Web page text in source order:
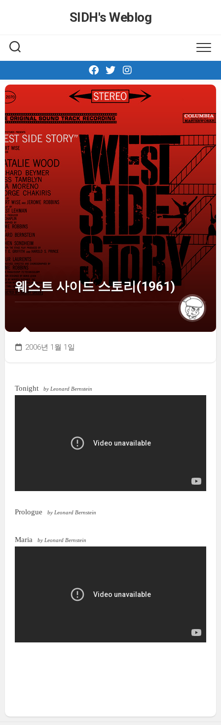
SIDH′s Weblog
웨스트 사이드 스토리(1961)
2006년 1월 1일
Tonight by Leonard Bernstein
Prologue by Leonard Bernstein
Maria by Leonard Bernstein